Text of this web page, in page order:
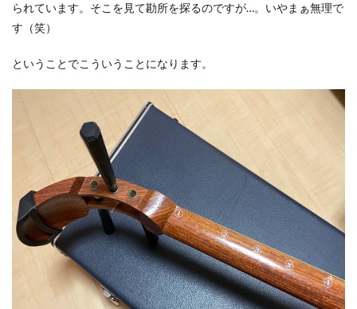
られています。そこを見て勘所を探るのですが…。いやまぁ無理で
す（笑）
ということでこういうことになります。